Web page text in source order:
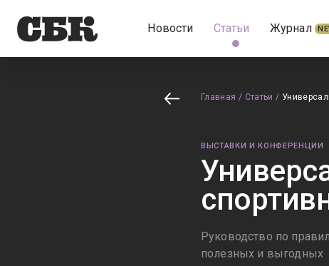
Новости Статьи Журнал
Главная / Статьи /
ВЫСТАВКИ И КОНФЕРЕНЦИИ
Руководство по
полезных и выгодных